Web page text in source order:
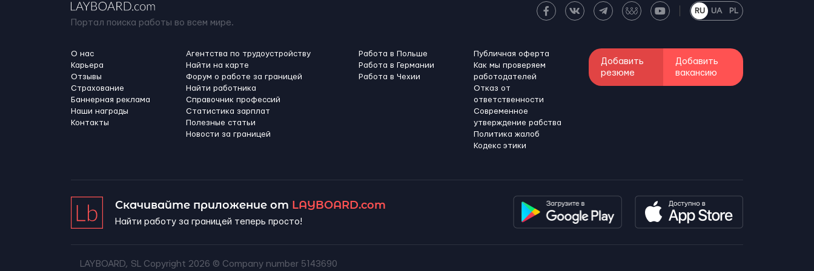
Портал поиска работы во всем мире.
RU UA PL
О нас
Карьера
Отзывы
Страхование
Баннерная реклама
Наши награды
Контакты
Агентства по трудоустройству
Найти на карте
Форум о работе за границей
Найти работника
Справочник профессий
Статистика зарплат
Полезные статьи
Новости за границей
Работа в Польше
Работа в Германии
Работа в Чехии
Публичная оферта
Как мы проверяем
работодателей
Отказ от
ответственности
Современное
утверждение рабства
Политика жалоб
Кодекс этики
Добавить
резюме
Добавить
вакансию
Скачивайте приложение от LAYBOARD.com
Найти работу за границей теперь просто!
LAYBOARD, SL Copyright 2026 © Company number 5143690